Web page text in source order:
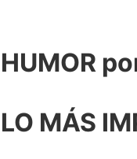
HUMOR
LO MÁS